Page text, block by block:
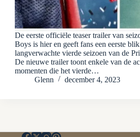
De eerste officiële teaser trailer van
Boys is hier en geeft fans een eerste
langverwachte vierde seizoen van de
De nieuwe trailer toont enkele van de
momenten die het vierde…
Glenn
december 4, 2023